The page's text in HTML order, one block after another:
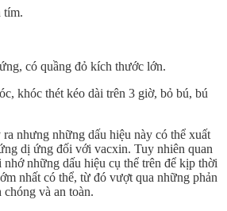
tím.
có quầng đỏ kích thước lớn.
khóc thét kéo dài trên 3 giờ, bỏ bú, bú
nhưng những dấu hiệu này có thể xuất
dị ứng đối với vacxin. Tuy nhiên quan
nhớ những dấu hiệu cụ thể trên để kịp thời
nhất có thể, từ đó vượt qua những phản
và an toàn.